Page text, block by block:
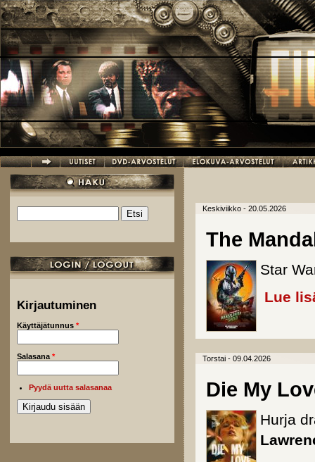
Hyppää pääsisältöön
Hakulomake
Kirjautuminen
Käyttäjätunnus *
Salasana *
Pyydä uutta salasanaa
Keskiviikko - 20.05.2026
The
Star
Lue
Torstai - 09.04.2026
Die My
Hurja